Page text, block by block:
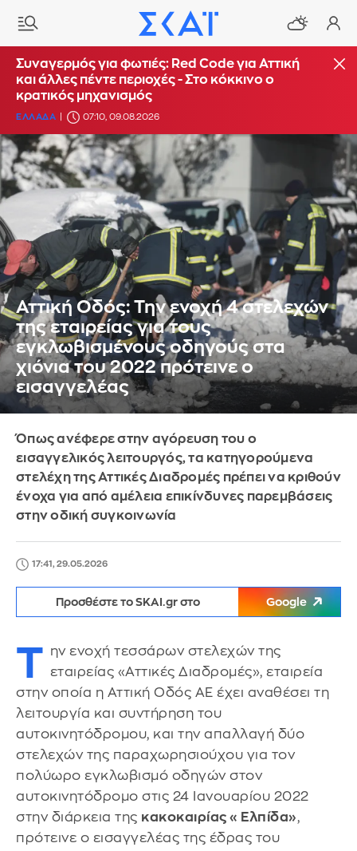
Συναγερμός για φωτιές: Red Code για Αττική
και άλλες πέντε περιοχές - Στο κόκκινο ο
κρατικός μηχανισμός
ΕΛΛΑΔΑ 07:10, 09.08.2026
Αττική Οδός: Την ενοχή 4 στελεχών
της εταιρείας για τους
εγκλωβισμένους οδηγούς στα
χιόνια του 2022 πρότεινε ο
εισαγγελέας
Όπως ανέφερε στην αγόρευση του ο
εισαγγελικός λειτουργός, τα κατηγορούμενα
στελέχη της Αττικές Διαδρομές πρέπει να κριθούν
ένοχα για από αμέλεια επικίνδυνες παρεμβάσεις
στην οδική συγκοινωνία
17:41, 29.05.2026
Προσθέστε το SKAI.gr στο Google
Τ ην ενοχή τεσσάρων στελεχών της
εταιρείας «Αττικές Διαδρομές», εταιρεία
στην οποία η Αττική Οδός ΑΕ έχει αναθέσει τη
λειτουργία και συντήρηση του
αυτοκινητόδρομου, και την απαλλαγή δύο
στελεχών της παραχωρησιούχου για τον
πολύωρο εγκλωβισμό οδηγών στον
αυτοκινητόδρομο στις 24 Ιανουαρίου 2022
στην διάρκεια της κακοκαιρίας « Ελπίδα»,
πρότεινε ο εισαγγελέας της έδρας του